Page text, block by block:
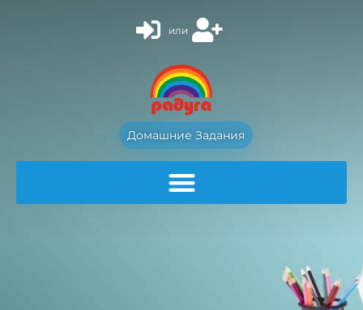
или
Домашние Задания